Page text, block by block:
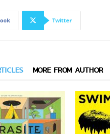
Twitter
MORE FROM AUTHOR